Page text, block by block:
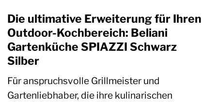
Die ultimative Erweiterung für Ihren
Outdoor-Kochbereich: Beliani
Gartenküche SPIAZZI Schwarz
Silber
Für anspruchsvolle Grillmeister und
Gartenliebhaber, die ihre kulinarischen